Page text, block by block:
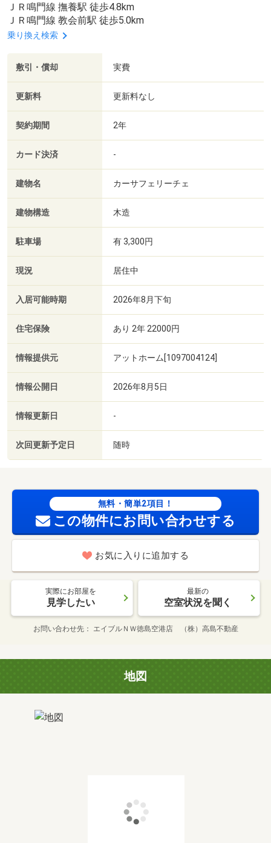
ＪＲ鳴門線 撫養駅 徒歩4.8km
ＪＲ鳴門線 教会前駅 徒歩5.0km
乗り換え検索
敷引・償却 実費
更新料 更新料なし
契約期間 2年
カード決済 -
建物名 カーサフェリーチェ
建物構造 木造
駐車場 有 3,300円
現況 居住中
入居可能時期 2026年8月下旬
住宅保険 あり 2年 22000円
情報提供元 アットホーム[1097004124]
情報公開日 2026年8月5日
情報更新日 -
次回更新予定日 随時
無料・簡単2項目！
この物件にお問い合わせする
お気に入りに追加する
実際にお部屋を
見学したい
最新の
空室状況を聞く
お問い合わせ先 エイブルＮＷ徳島空港店 （株）高島不動産
地図